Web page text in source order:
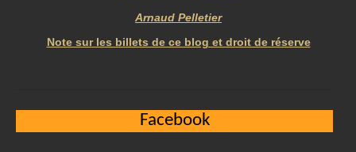
Arnaud Pelletier
Note sur les billets de ce blog et droit de réserve
Facebook